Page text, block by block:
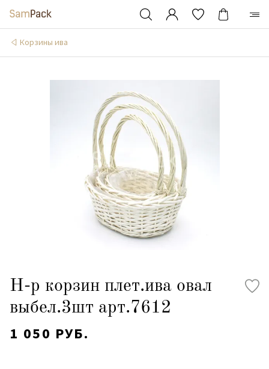
Корзины ива
Н-р корзин плет.ива овал
выбел.3шт арт.7612
1 050 РУБ.